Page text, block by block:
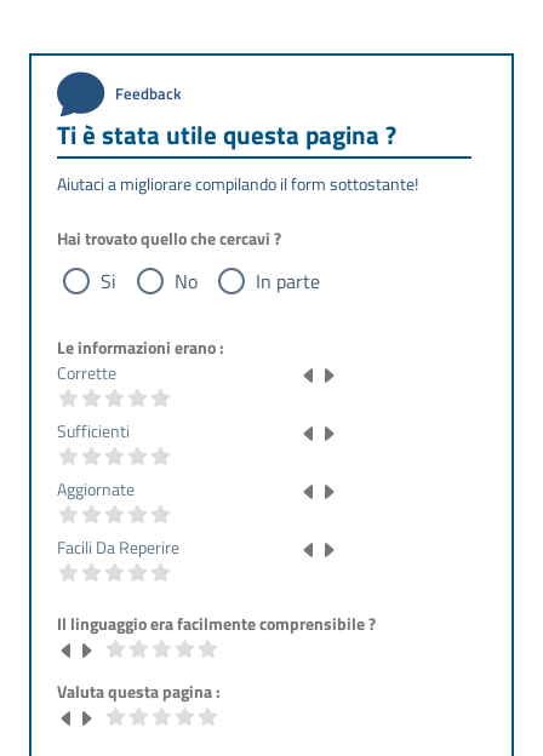
Feedback
Ti è stata utile questa pagina ?
Aiutaci a migliorare compilando il form sottostante!
Hai trovato quello che cercavi ?
Si No In parte
Le informazioni erano :
Corrette
Sufficienti
Aggiornate
Facili Da Reperire
Il linguaggio era facilmente comprensibile ?
Valuta questa pagina :